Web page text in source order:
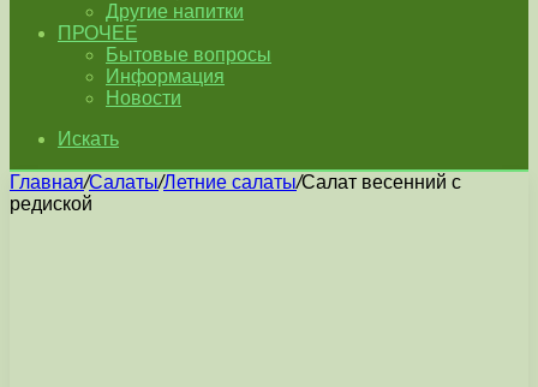
Другие напитки
ПРОЧЕЕ
Бытовые вопросы
Информация
Новости
Искать
Главная/Салаты/Летние салаты/Салат весенний с
редиской